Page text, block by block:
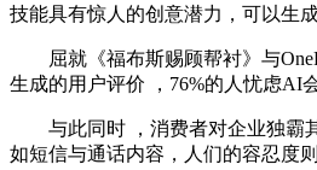
技能具有惊人的创意潜力，可以生
屈就《福布斯赐顾帮衬》与
生成的用户评价 ，76%的人忧虑AI
与此同时 ，消费者对企业独霸
如短信与通话内容 ，人们的容忍度则